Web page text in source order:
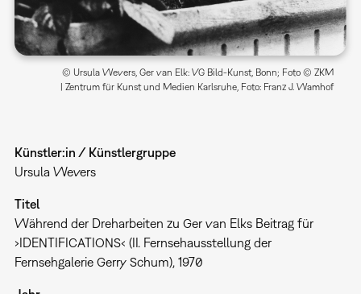
© Ursula Wevers, Ger van Elk: VG Bild-Kunst, Bonn; Foto © ZKM
| Zentrum für Kunst und Medien Karlsruhe, Foto: Franz J. Wamhof
Künstler:in / Künstlergruppe
Ursula Wevers
Titel
Während der Dreharbeiten zu Ger van Elks Beitrag für
›IDENTIFICATIONS‹ (II. Fernsehausstellung der
Fernsehgalerie Gerry Schum), 1970